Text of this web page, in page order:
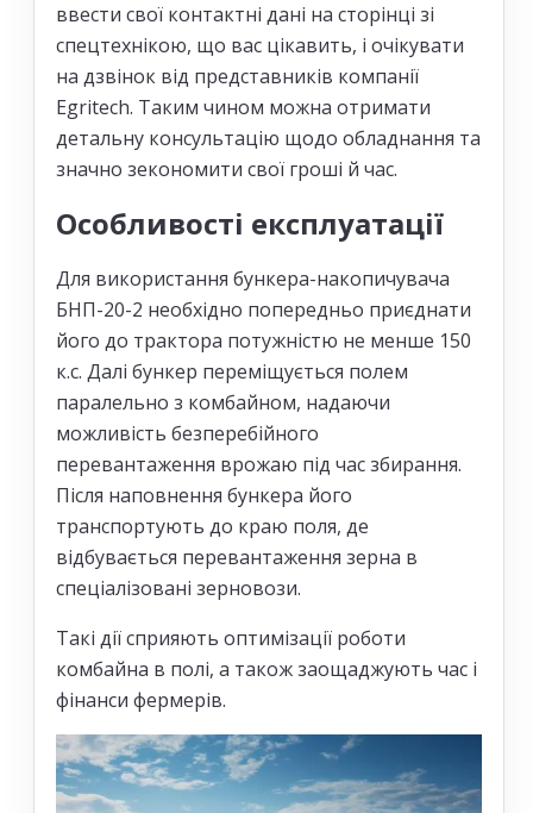
ввести свої контактні дані на сторінці зі
спецтехнікою, що вас цікавить, і очікувати
на дзвінок від представників компанії
Egritech. Таким чином можна отримати
детальну консультацію щодо обладнання та
значно зекономити свої гроші й час.
Особливості експлуатації
Для використання бункера-накопичувача
БНП-20-2 необхідно попередньо приєднати
його до трактора потужністю не менше 150
к.с. Далі бункер переміщується полем
паралельно з комбайном, надаючи
можливість безперебійного
перевантаження врожаю під час збирання.
Після наповнення бункера його
транспортують до краю поля, де
відбувається перевантаження зерна в
спеціалізовані зерновози.
Такі дії сприяють оптимізації роботи
комбайна в полі, а також заощаджують час і
фінанси фермерів.